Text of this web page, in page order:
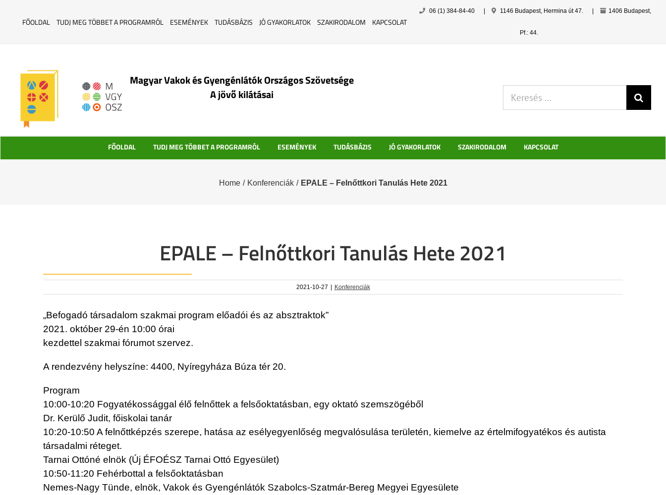
to
FŐOLDAL TUDJ MEG TÖBBET A PROGRAMRÓL ESEMÉNYEK TUDÁSBÁZIS JÓ GYAKORLATOK SZAKIRODALOM KAPCSOLAT
06 (1) 384-84-40 1146 Budapest, Hermina út 47. 1406 Budapest,
Pf.: 44.
Magyar Vakok és Gyengénlátók Országos Szövetsége
A jövő kilátásai
FŐOLDAL TUDJ MEG TÖBBET A PROGRAMRÓL ESEMÉNYEK TUDÁSBÁZIS JÓ GYAKORLATOK SZAKIRODALOM KAPCSOLAT
Home / Konferenciák / EPALE – Felnőttkori Tanulás Hete 2021
EPALE – Felnőttkori Tanulás Hete 2021
2021-10-27 | Konferenciák
„Befogadó társadalom szakmai program előadói és az absztraktok”
2021. október 29-én 10:00 órai
kezdettel szakmai fórumot szervez.
A rendezvény helyszíne: 4400, Nyíregyháza Búza tér 20.
Program
10:00-10:20 Fogyatékossággal élő felnőttek a felsőoktatásban, egy oktató szemszögéből
Dr. Kerülő Judit, főiskolai tanár
10:20-10:50 A felnőttképzés szerepe, hatása az esélyegyenlőség megvalósulása területén, kiemelve az értelmifogyatékos és autista
társadalmi réteget.
Tarnai Ottóné elnök (Új ÉFOÉSZ Tarnai Ottó Egyesület)
10:50-11:20 Fehérbottal a felsőoktatásban
Nemes-Nagy Tünde, elnök, Vakok és Gyengénlátók Szabolcs-Szatmár-Bereg Megyei Egyesülete